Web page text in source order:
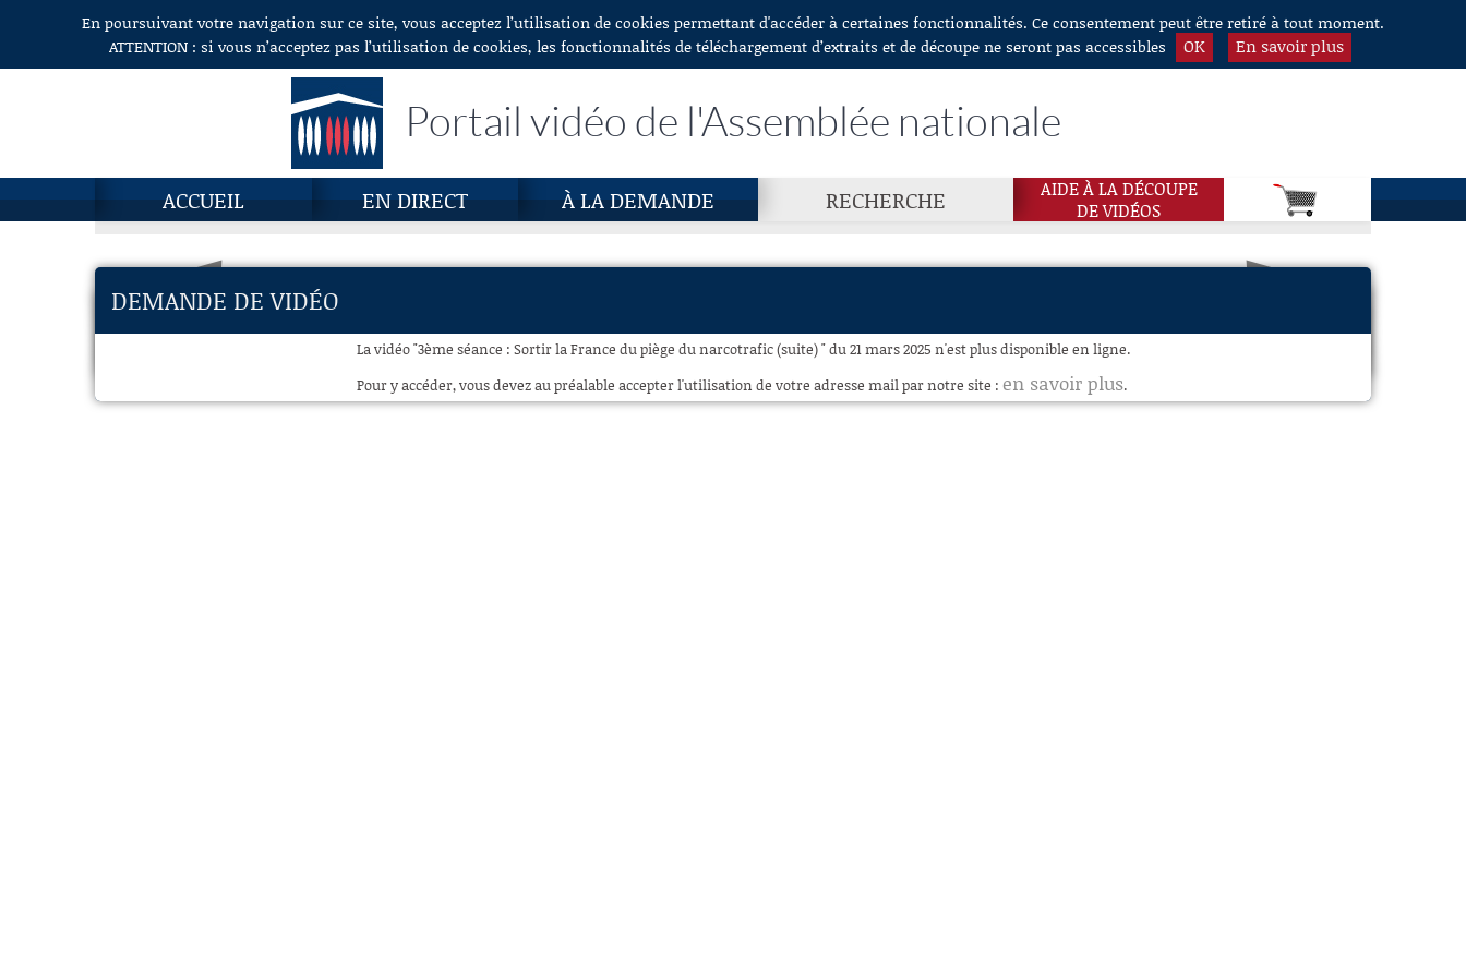
Aller au contenuEn poursuivant votre navigation sur ce site, vous acceptez l’utilisation de cookies permettant d'accéder à certaines fonctionnalités. Ce consentement peut être retiré à tout moment.
ATTENTION : si vous n’acceptez pas l’utilisation de cookies, les fonctionnalités de téléchargement d’extraits et de découpe ne seront pas accessibles
OK En savoir plus
Portail vidéo de l'Assemblée nationale
ACCUEIL EN DIRECT À LA DEMANDE RECHERCHE
AIDE À LA DÉCOUPE
DE VIDÉOS
DEMANDE DE VIDÉO
La vidéo "3ème séance : Sortir la France du piège du narcotrafic (suite) " du 21 mars 2025 n'est plus disponible en ligne.
Pour y accéder, vous devez au préalable accepter l'utilisation de votre adresse mail par notre site : en savoir plus.